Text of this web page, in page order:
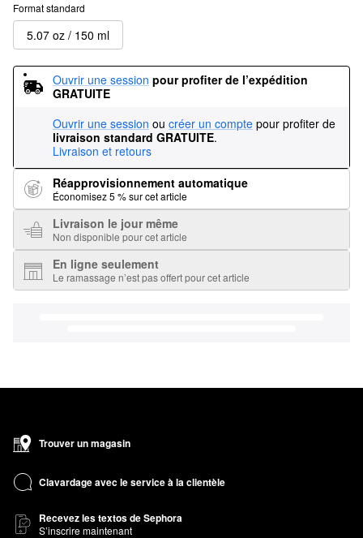
Format standard
5.07 oz / 150 ml
Ouvrir une session pour profiter de l’expédition
GRATUITE
Ouvrir une session ou créer un compte pour profiter de
livraison standard GRATUITE.
Livraison et retours
Réapprovisionnement automatique
Économisez 5 % sur cet article
Livraison le jour même
Non disponible pour cet article
En ligne seulement
Le ramassage n’est pas offert pour cet article
Trouver un magasin
Clavardage avec le service à la clientèle
Recevez les textos de Sephora
S’inscrire maintenant